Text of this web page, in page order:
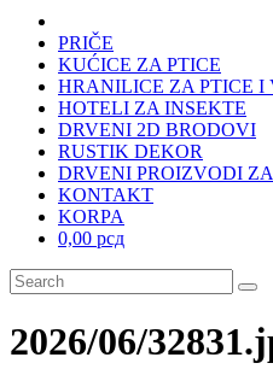
PRIČE
KUĆICE ZA PTICE
HRANILICE ZA PTICE I
HOTELI ZA INSEKTE
DRVENI 2D BRODOVI
RUSTIK DEKOR
DRVENI PROIZVODI
KONTAKT
KORPA
0,00 рсд
2026/06/